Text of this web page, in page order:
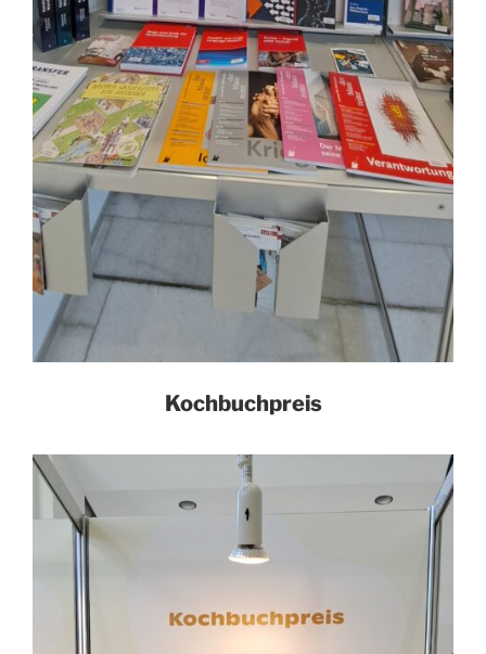
Kochbuchpreis